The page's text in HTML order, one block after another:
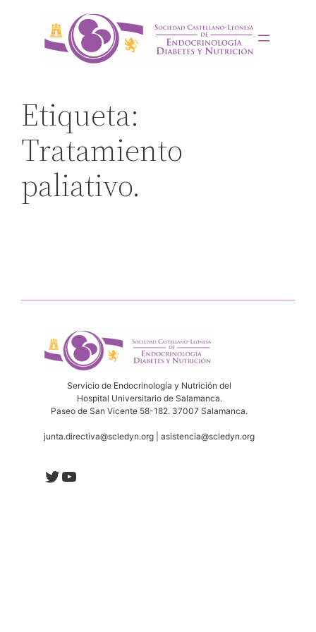
contenido
Etiqueta:
Tratamiento
paliativo.
Servicio de Endocrinología y Nutrición del
Hospital Universitario de Salamanca.
Paseo de San Vicente 58-182. 37007 Salamanca.
junta.directiva@scledyn.org | asistencia@scledyn.org
Twitter
YouTube